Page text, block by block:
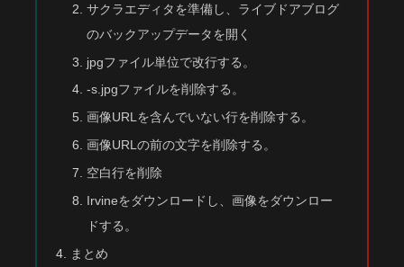
サクラエディタを準備し、ライブドアブログ
のバックアップデータを開く
jpgファイル単位で改行する。
-s.jpgファイルを削除する。
画像URLを含んでいない行を削除する。
画像URLの前の文字を削除する。
空白行を削除
Irvineをダウンロードし、画像をダウンロー
ドする。
まとめ